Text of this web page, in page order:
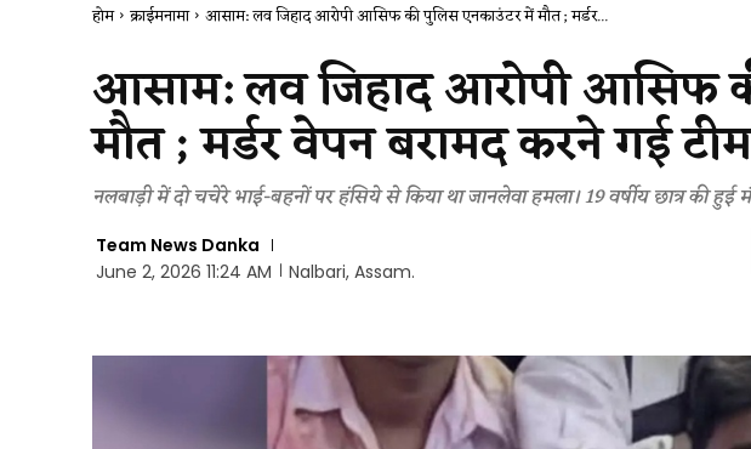
होम क्राईमनामा आसाम: लव जिहाद आरोपी आसिफ की पुलिस एनकाउंटर में मौत ; मर्डर...
आसाम: लव जिहाद आरोपी आसिफ
मौत ; मर्डर वेपन बरामद करने गई
नलबाड़ी में दो चचेरे भाई-बहनों पर हंसिये से किया था जानलेवा हमला। 19 वर्षीय छात्र की हुई
Team News Danka
June 2, 2026 11:24 AM
Nalbari, Assam.